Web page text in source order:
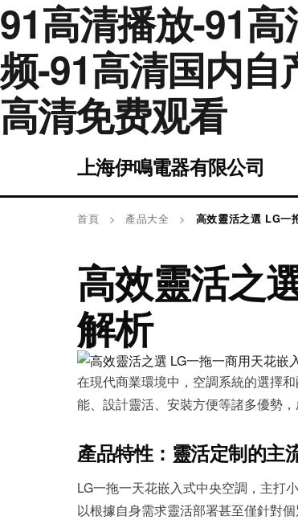
91高清播放-91
频-91高清国内自
高清免费观看
上海伊鳴電器有限公司
首頁 > 產品大全 > 高效靈活之選 LG一
高效靈活之
解析
在現代商業環境中，空調系統的選
能、設計靈活、安裝方便等諸多優勢
產品特性：靈活定制的主
LG一拖一天花嵌入式中央空調，主打
以根據自身需求靈活部署甚至僅針對